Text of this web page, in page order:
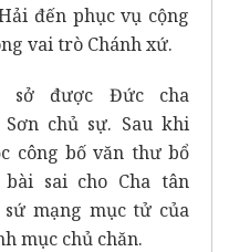
đến phục vụ cộng
vai trò Chánh xứ.
sở được Đức cha
chủ sự. Sau khi
công bố văn thư bổ
sai cho Cha tân
mạng mục tử của
mục chủ chăn.